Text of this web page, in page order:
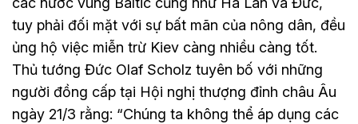
tuy phải đối mặt với sự bất mãn của nông dân, đều
ủng hộ việc miễn trừ Kiev càng nhiều càng tốt.
Thủ tướng Đức Olaf Scholz tuyên bố với những
người đồng cấp tại Hội nghị thượng đỉnh châu Âu
ngày 21/3 rằng: “Chúng ta không thể áp dụng các